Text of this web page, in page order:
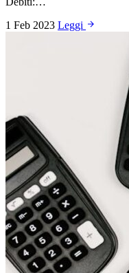
1 Feb 2023 Leggi